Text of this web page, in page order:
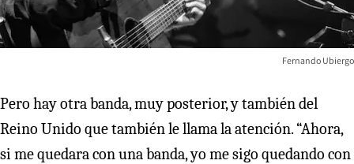
Fernando Ubiergo
Pero hay otra banda, muy posterior, y también del
Reino Unido que también le llama la atención. “Ahora,
si me quedara con una banda, yo me sigo quedando con